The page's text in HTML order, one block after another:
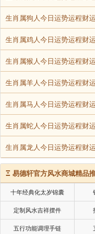
菩萨即以千眼照见
令其离苦得乐、称心
我们信仰观音菩萨
在平时忠实奉行，
而不是苦难当头才
只有平时恳切至诚，
才能和菩萨大悲愿力
唯有平时奉行菩萨言
才能增长清净的功德
适 逢
生肖属狗人今日运势运程财
生肖属鸡人今日运势运程财
生肖属猴人今日运势运程财
生肖属羊人今日运势运程财
生肖属马人今日运势运程财
生肖属蛇人今日运势运程财
生肖属龙人今日运势运程财
Ξ 易德轩官方风水商城精品
十年经典化太岁锦囊
定制风水吉祥摆件
五行功能调理手链